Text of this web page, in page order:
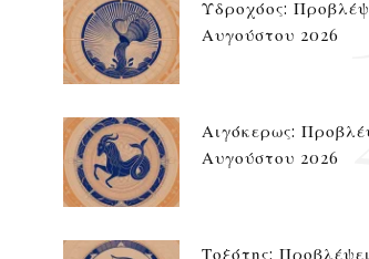
Υδροχόος:
Αυγούστου 2026
Αιγόκερως:
Αυγούστου 2026
Τοξότης: